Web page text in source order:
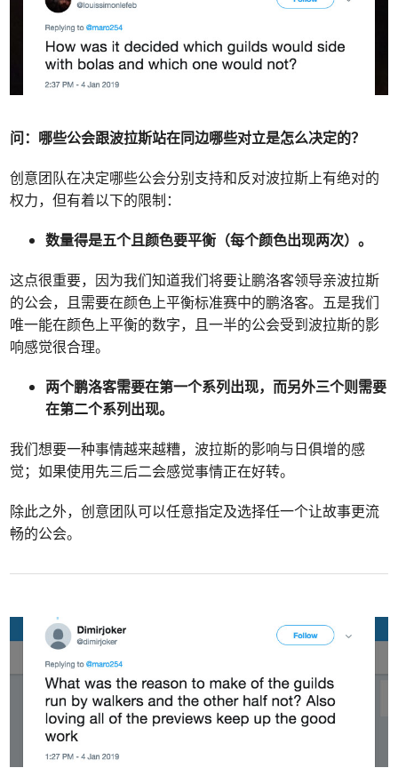
问：哪些公会跟波拉斯站在同边哪些对立是怎么决定的？
创意团队在决定哪些公会分别支持和反对波拉斯上有绝对的
权力，但有着以下的限制：
数量得是五个且颜色要平衡（每个颜色出现两次）。
这点很重要，因为我们知道我们将要让鹏洛客领导亲波拉斯
的公会，且需要在颜色上平衡标准赛中的鹏洛客。五是我们
唯一能在颜色上平衡的数字，且一半的公会受到波拉斯的影
响感觉很合理。
两个鹏洛客需要在第一个系列出现，而另外三个则需要
在第二个系列出现。
我们想要一种事情越来越糟，波拉斯的影响与日俱增的感
觉；如果使用先三后二会感觉事情正在好转。
除此之外，创意团队可以任意指定及选择任一个让故事更流
畅的公会。